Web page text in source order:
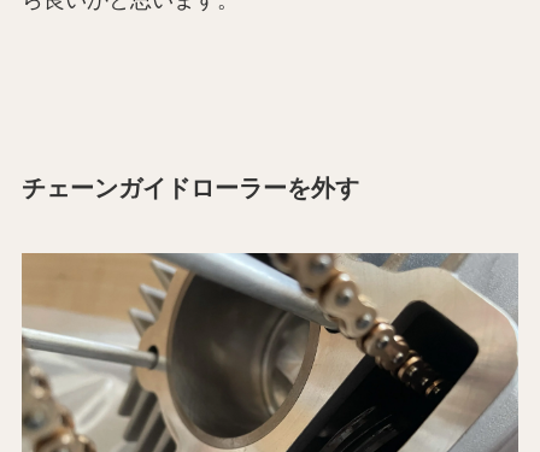
チェーンガイドローラーを外す